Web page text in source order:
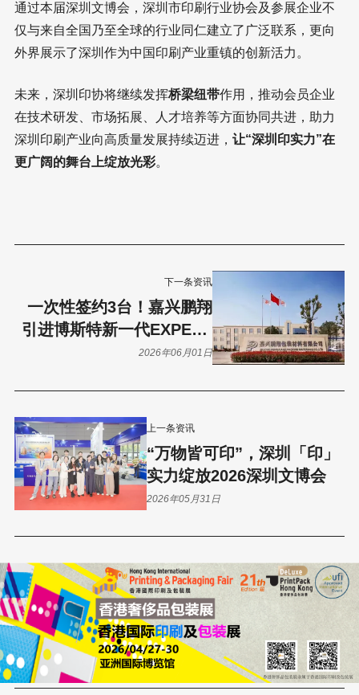
通过本届深圳文博会，深圳市印刷行业协会及参展企业不
仅与来自全国乃至全球的行业同仁建立了广泛联系，更向
外界展示了深圳作为中国印刷产业重镇的创新活力。
未来，深圳印协将继续发挥桥梁纽带作用，推动会员企业
在技术研发、市场拓展、人才培养等方面协同共进，助力
深圳印刷产业向高质量发展持续迈进， 让“深圳印实力”在
更广阔的舞台上绽放光彩。
上一条资讯
“万物皆可印”，深圳「印」
实力绽放2026深圳文博会
2026年05月31日
下一条资讯
一次性签约3台！嘉兴鹏翔
引进博斯特新一代EXPERT
K5真空镀膜机！
2026年06月01日